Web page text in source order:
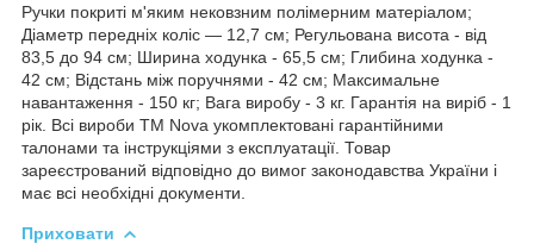
Ручки покриті м'яким нековзним полімерним матеріалом;
Діаметр передніх коліс — 12,7 см; Регульована висота - від
83,5 до 94 см; Ширина ходунка - 65,5 см; Глибина ходунка -
42 см; Відстань між поручнями - 42 см; Максимальне
навантаження - 150 кг; Вага виробу - 3 кг. Гарантія на виріб - 1
рік. Всі вироби ТМ Nova укомплектовані гарантійними
талонами та інструкціями з експлуатації. Товар
зареєстрований відповідно до вимог законодавства України і
має всі необхідні документи.
Приховати